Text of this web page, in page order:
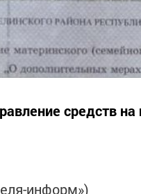
средств
информ»)